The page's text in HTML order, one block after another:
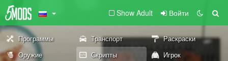
Show Adult Войти
Программы Транспорт
Раскраски
Оружие
Скрипты
Игрок